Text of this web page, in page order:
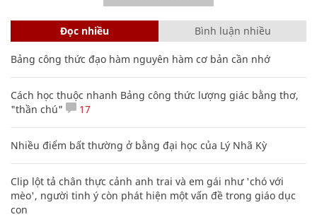
Đọc nhiều Bình luận nhiều
Bảng công thức đạo hàm nguyên hàm cơ bản cần nhớ
Cách học thuộc nhanh Bảng công thức lượng giác bằng thơ,
"thần chú"
17
Nhiều điểm bất thường ở bằng đại học của Lý Nhã Kỳ
Clip lột tả chân thực cảnh anh trai và em gái như 'chó với
mèo', người tinh ý còn phát hiện một vấn đề trong giáo dục
con